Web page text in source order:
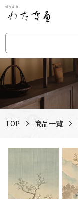
TOP 商品一覧